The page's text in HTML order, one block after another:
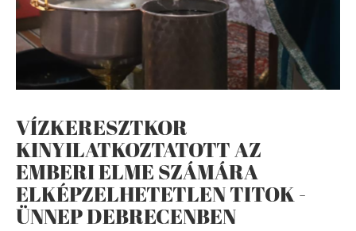
VÍZKERESZTKOR
KINYILATKOZTATOTT AZ
EMBERI ELME SZÁMÁRA
ELKÉPZELHETETLEN TITOK -
ÜNNEP DEBRECENBEN